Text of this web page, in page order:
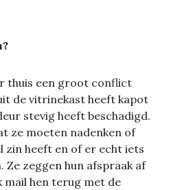
thuis een groot conflict
de vitrinekast heeft kapot
stevig heeft beschadigd.
ze moeten nadenken of
zin heeft en of er echt iets
Ze zeggen hun afspraak af
mail hen terug met de